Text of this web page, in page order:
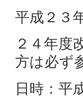
平成２３
２４年度
方は必ず
日時：平